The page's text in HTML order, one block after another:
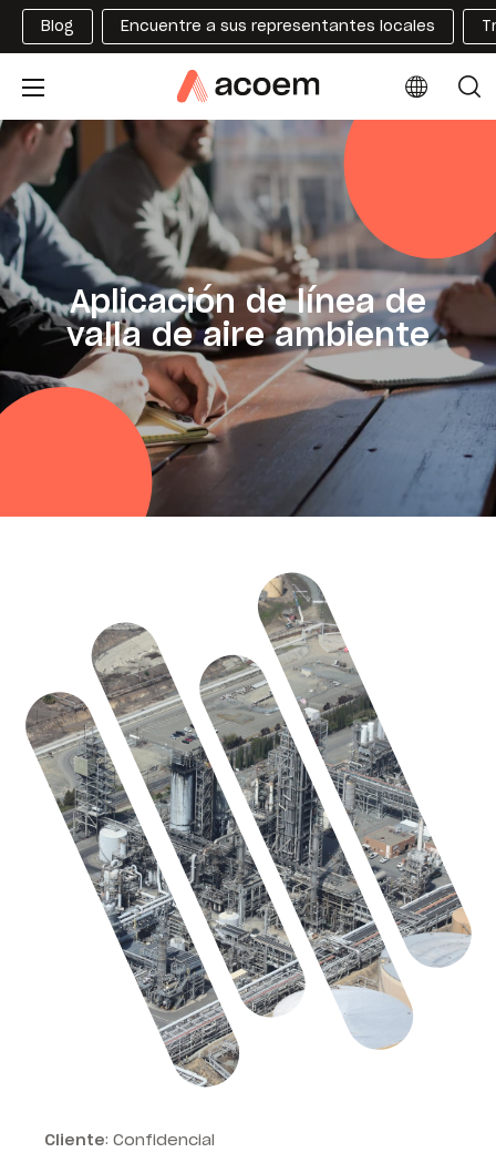
Blog Encuentre a sus representantes locales
Aplicación de línea de
valla de aire ambiente
Cliente: Confidencial